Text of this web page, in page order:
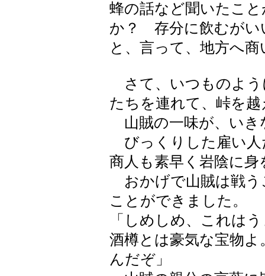
蜂の話など聞いたこ
か？ 存分に飲むがい
と、言って、地方へ
さて、いつものよう
たちを連れて、峠を
山賊の一味が、いき
びっくりした雇い人
商人も素早く岩陰に
おかげで山賊は戦う
ことができました。
「しめしめ、これは
酒樽とは豪気な宝物
んだぞ」